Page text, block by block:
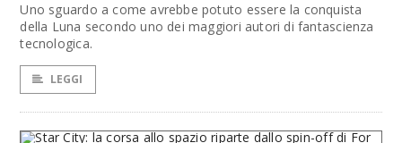
Uno sguardo a come avrebbe potuto essere la conquista
della Luna secondo uno dei maggiori autori di fantascienza
tecnologica.
LEGGI